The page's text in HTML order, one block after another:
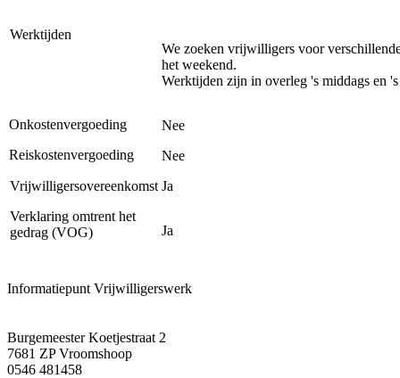
Werktijden
We zoeken vrijwilligers voor
het weekend.
Werktijden zijn in overleg 's middags en
Onkostenvergoeding
Nee
Reiskostenvergoeding
Nee
Vrijwilligersovereenkomst Ja
Verklaring omtrent het
gedrag (VOG)
Ja
Informatiepunt Vrijwilligerswerk
Burgemeester Koetjestraat 2
7681 ZP Vroomshoop
0546 481458